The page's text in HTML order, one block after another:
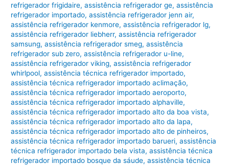
refrigerador frigidaire,assistência refrigerador ge,assistência
refrigerador importado,assistência refrigerador jenn air,
assistência refrigerador kenmore,assistência refrigerador lg,
assistência refrigerador liebherr,assistência refrigerador
samsung,assistência refrigerador smeg,assistência
refrigerador sub zero,assistência refrigerador u-line,
assistência refrigerador viking,assistência refrigerador
whirlpool,assistência técnica refrigerador importado,
assistência técnica refrigerador importado aclimação,
assistência técnica refrigerador importado aeroporto,
assistência técnica refrigerador importado alphaville,
assistência técnica refrigerador importado alto da boa vista,
assistência técnica refrigerador importado alto da lapa,
assistência técnica refrigerador importado alto de pinheiros,
assistência técnica refrigerador importado barueri,assistência
técnica refrigerador importado bela vista,assistência técnica
refrigerador importado bosque da sáude,assistência técnica